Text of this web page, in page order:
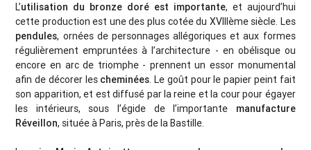
L’utilisation du bronze doré est importante, et aujourd’hui
cette production est une des plus cotée du XVIIIème siècle. Les
pendules, ornées de personnages allégoriques et aux formes
régulièrement empruntées à l’architecture - en obélisque ou
encore en arc de triomphe - prennent un essor monumental
afin de décorer les cheminées. Le goût pour le papier peint fait
son apparition, et est diffusé par la reine et la cour pour égayer
les intérieurs, sous l’égide de l’importante manufacture
Réveillon, située à Paris, près de la Bastille.